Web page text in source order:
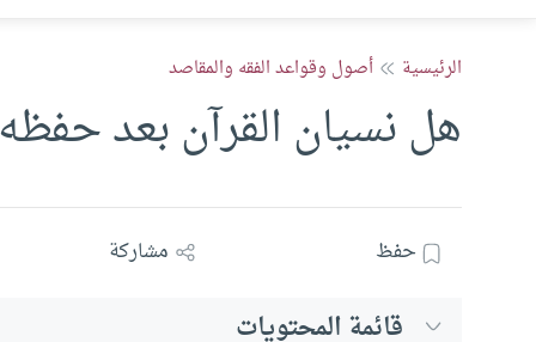
الرئيسية أصول وقواعد الفقه والمقاصد
هل نسيان القرآن بعد
حفظ مشاركة
قائمة المحتويات